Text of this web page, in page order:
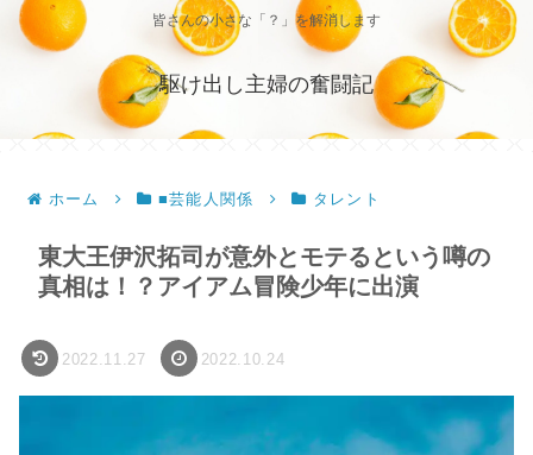
皆さんの小さな「？」を解消します
駆け出し主婦の奮闘記
ホーム ■芸能人関係 タレント
東大王伊沢拓司が意外とモテるという噂の
真相は！？アイアム冒険少年に出演
2022.11.27 2022.10.24